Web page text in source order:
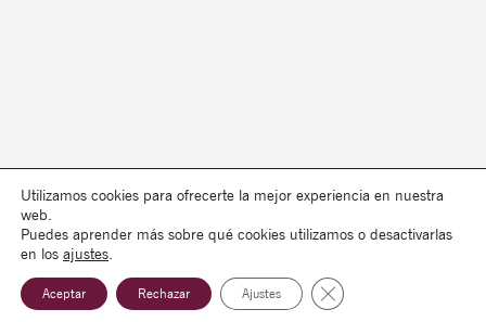
Utilizamos cookies para ofrecerte la mejor experiencia en nuestra
web.
Puedes aprender más sobre qué cookies utilizamos o desactivarlas
en los ajustes
Aceptar Rechazar Ajustes Cerrar el banner de